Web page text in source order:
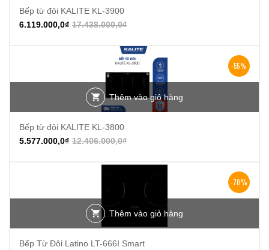
Bếp từ đôi KALITE KL-3900
17.438.000,0₫
6.119.000,0₫
-55%
Thêm vào giỏ hàng
Bếp từ đôi KALITE KL-3800
12.406.000,0₫
5.577.000,0₫
-70%
Thêm vào giỏ hàng
Bếp Từ Đôi Latino LT-666I Smart